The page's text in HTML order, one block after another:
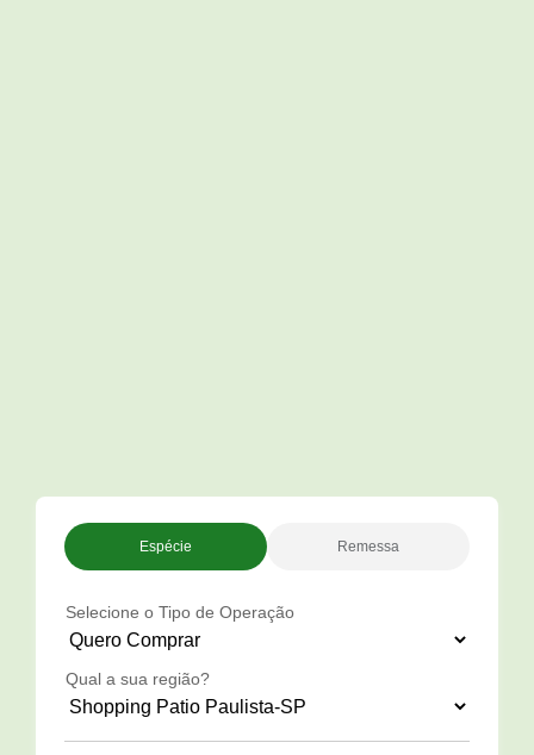
Espécie Remessa
Selecione o Tipo de Operação
Qual a sua região?